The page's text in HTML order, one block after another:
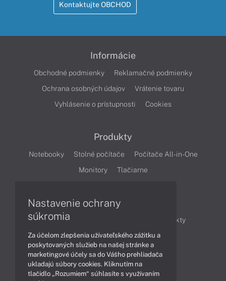
Kontaktujte OBCHOD
Informácie
Obchodné podmienky
Reklamačné podmienky
Ochrana osobných údajov
Vrátenie tovaru
Vyhlásenie o prístupnosti
Cookies
Produkty
Notebooky Stolné počítače
Počítače All-in-One
Monitory
Tlačiarne
Články
Obchodné informácie
Produkty
Technológie
Videá
Obsah
Nastavenie ochrany
súkromia
Za účelom zlepšenia užívateľského zážitku a
poskytovaných služieb na našej stránke a
marketingové účely sa do Vášho prehliadača
ukladajú súbory cookies. Kliknutím na
tlačidlo „Rozumiem“ súhlasíte s využívaním